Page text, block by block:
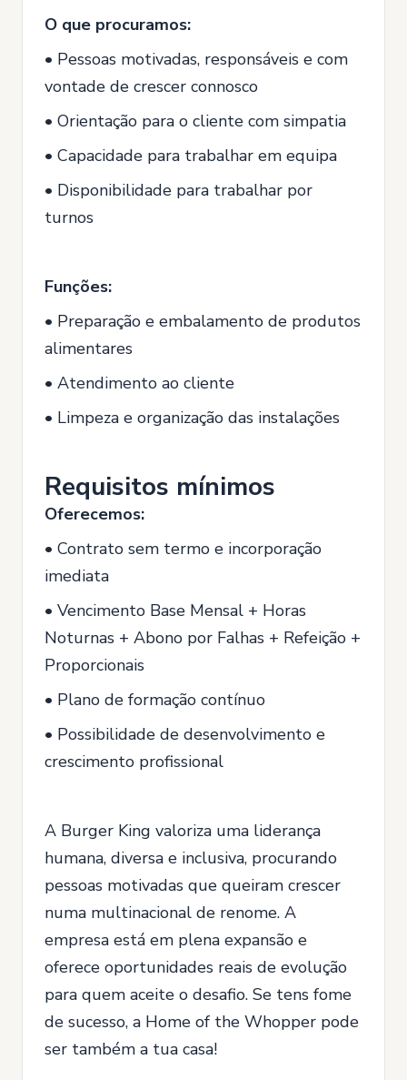
O que procuramos:
• Pessoas motivadas, responsáveis e com
vontade de crescer connosco
• Orientação para o cliente com simpatia
• Capacidade para trabalhar em equipa
• Disponibilidade para trabalhar por
turnos
Funções:
• Preparação e embalamento de produtos
alimentares
• Atendimento ao cliente
• Limpeza e organização das instalações
Requisitos mínimos
Oferecemos:
• Contrato sem termo e incorporação
imediata
• Vencimento Base Mensal + Horas
Noturnas + Abono por Falhas + Refeição +
Proporcionais
• Plano de formação contínuo
• Possibilidade de desenvolvimento e
crescimento profissional
A Burger King valoriza uma liderança
humana, diversa e inclusiva, procurando
pessoas motivadas que queiram crescer
numa multinacional de renome. A
empresa está em plena expansão e
oferece oportunidades reais de evolução
para quem aceite o desafio. Se tens fome
de sucesso, a Home of the Whopper pode
ser também a tua casa!